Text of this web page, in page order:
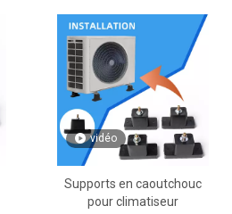
vidéo
Supports en caoutchouc
pour climatiseur